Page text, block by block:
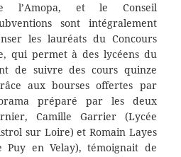
l’Amopa, et le Conseil
sont intégralement
les lauréats du Concours
qui permet à des lycéens du
de suivre des cours quinze
aux bourses offertes par
préparé par les deux
Camille Garrier (Lycée
sur Loire) et Romain Layes
Puy en Velay), témoignait de